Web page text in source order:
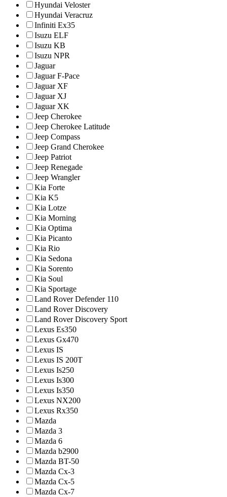
Hyundai Veloster
Hyundai Veracruz
Infiniti Ex35
Isuzu ELF
Isuzu KB
Isuzu NPR
Jaguar
Jaguar F-Pace
Jaguar XF
Jaguar XJ
Jaguar XK
Jeep Cherokee
Jeep Cherokee Latitude
Jeep Compass
Jeep Grand Cherokee
Jeep Patriot
Jeep Renegade
Jeep Wrangler
Kia Forte
Kia K5
Kia Lotze
Kia Morning
Kia Optima
Kia Picanto
Kia Rio
Kia Sedona
Kia Sorento
Kia Soul
Kia Sportage
Land Rover Defender 110
Land Rover Discovery
Land Rover Discovery Sport
Lexus Es350
Lexus Gx470
Lexus IS
Lexus IS 200T
Lexus Is250
Lexus Is300
Lexus Is350
Lexus NX200
Lexus Rx350
Mazda
Mazda 3
Mazda 6
Mazda b2900
Mazda BT-50
Mazda Cx-3
Mazda Cx-5
Mazda Cx-7